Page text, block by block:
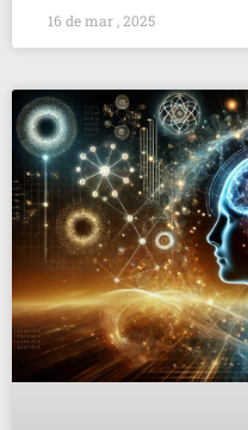
16 de mar , 2025